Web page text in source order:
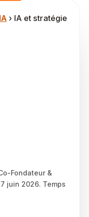
› IA et stratégie
Fondateur &
juin 2026. Temps